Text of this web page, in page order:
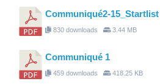
Communiqué2-
830 downloads 3.44 MB
Communiqué 1
459 downloads 418.25 KB